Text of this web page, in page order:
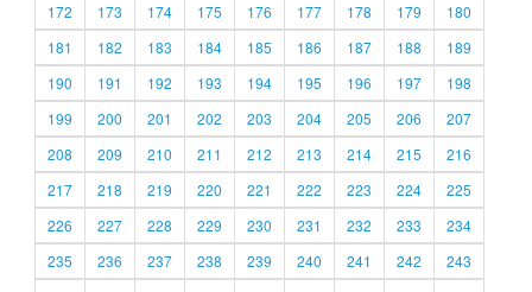
172
173 174 175 176 177 178 179
180
181
182 183 184 185 186 187 188
189
190
191 192 193 194 195 196 197
198
199
200 201 202 203 204 205 206
207
208
209 210 211 212 213 214 215
216
217
218 219 220 221 222 223 224
225
226
227 228 229 230 231 232 233
234
235
236 237 238 239 240 241 242
243